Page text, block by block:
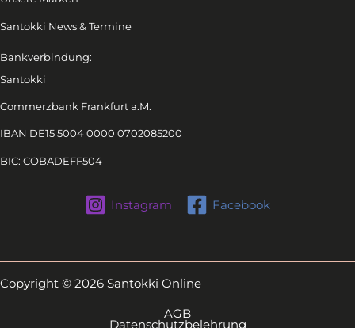
Santokki News & Termine
Bankverbindung:
Santokki
Commerzbank Frankfurt a.M.
IBAN DE15 5004 0000 0702085200
BIC: COBADEFF504
Instagram Facebook
Copyright © 2026 Santokki Online
AGB
Datenschutzbelehrung